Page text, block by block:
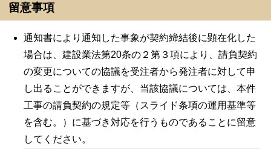
留意事項
通知書により通知した事象が契約締結後に顕在化した
場合は、建設業法第20条の２第３項により、請負契約
の変更についての協議を受注者から発注者に対して申
し出ることができますが、当該協議については、本件
工事の請負契約の規定等（スライド条項の運用基準等
を含む。）に基づき対応を行うものであることに留意
してください。